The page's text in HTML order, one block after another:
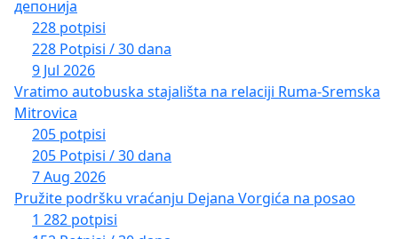
депонија
228 potpisi
228 Potpisi / 30 dana
9 Jul 2026
Vratimo autobuska stajališta na relaciji Ruma-Sremska
Mitrovica
205 potpisi
205 Potpisi / 30 dana
7 Aug 2026
Pružite podršku vraćanju Dejana Vorgića na posao
1 282 potpisi